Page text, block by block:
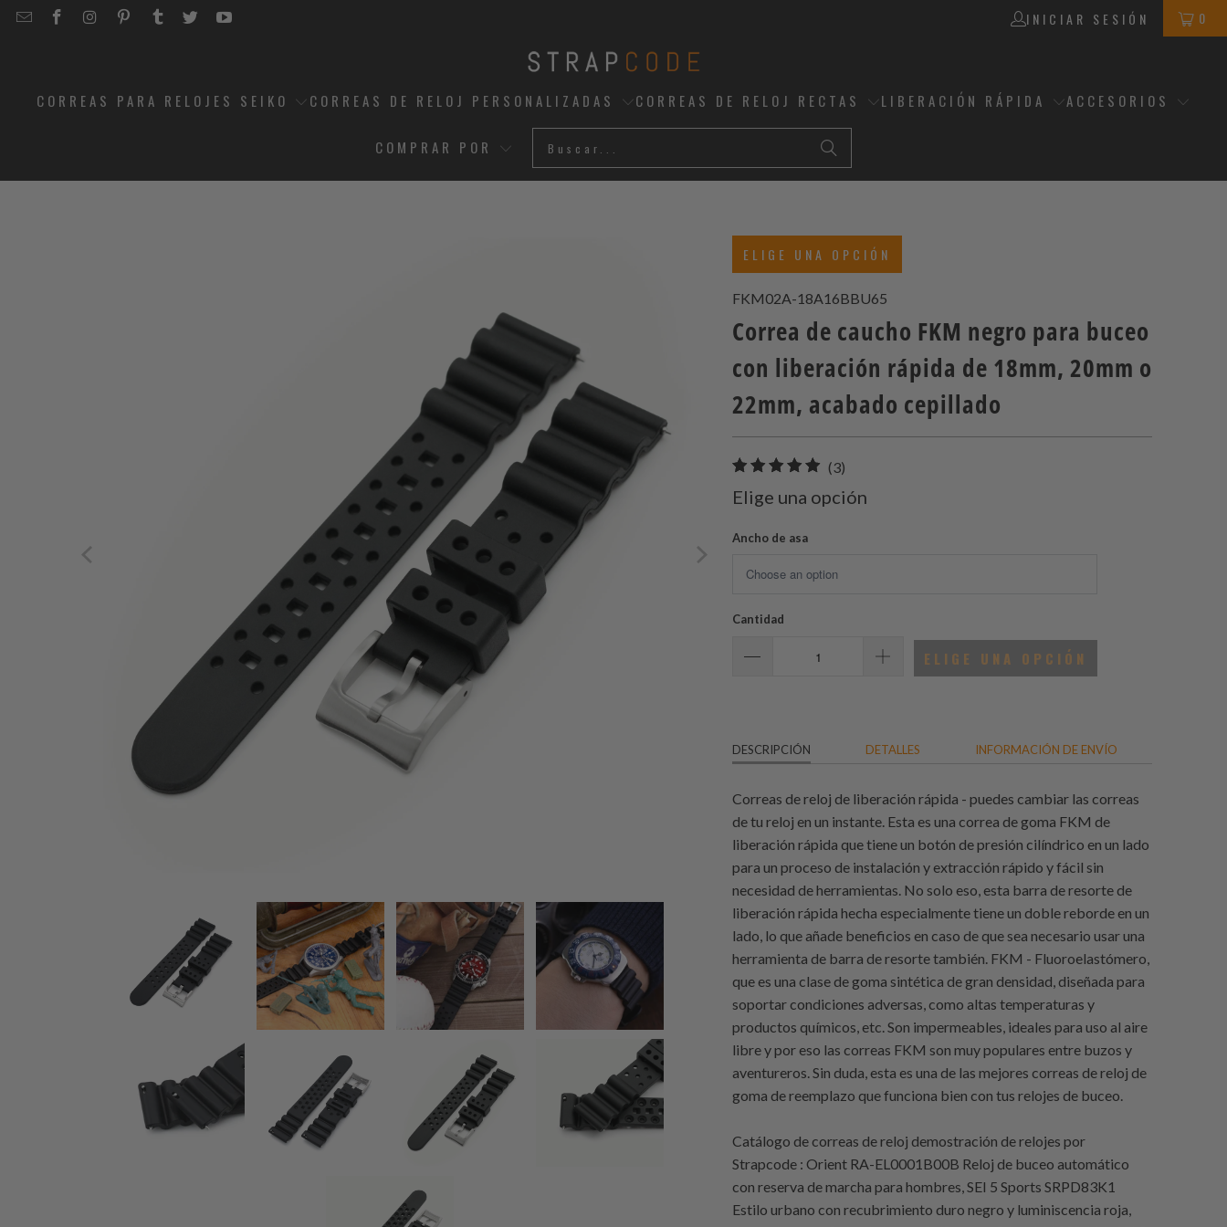
EMAILSTRAPCODE
STRAPCODE
STRAPCODE
STRAPCODE
STRAPCODE
STRAPCODE
INICIAR SESIÓN 0
CORREAS PARA RELOJES SEIKO CORREAS DE RELOJ PERSONALIZADAS CORREAS DE RELOJ RECTAS LIBERACIÓN RÁPIDA ACCESORIOS
COMPRAR POR
ELIGE UNA OPCIÓN
FKM02A-18A16BBU65
Correa de caucho FKM negro para buceo
con liberación rápida de 18mm, 20mm o
22mm, acabado cepillado
(3)
total
Elige una opción
Ancho de asa
Cantidad
ELIGE UNA OPCIÓN
DESCRIPCIÓN DETALLES INFORMACIÓN DE ENVÍO
Correas de reloj de liberación rápida - puedes cambiar las correas
de tu reloj en un instante. Esta es una correa de goma FKM de
liberación rápida que tiene un botón de presión cilíndrico en un lado
para un proceso de instalación y extracción rápido y fácil sin
necesidad de herramientas. No solo eso, esta barra de resorte de
liberación rápida hecha especialmente tiene un doble reborde en un
lado, lo que añade beneficios en caso de que sea necesario usar una
herramienta de barra de resorte también. FKM - Fluoroelastómero,
que es una clase de goma sintética de gran densidad, diseñada para
soportar condiciones adversas, como altas temperaturas y
productos químicos, etc. Son impermeables, ideales para uso al aire
libre y por eso las correas FKM son muy populares entre buzos y
aventureros. Sin duda, esta es una de las mejores correas de reloj de
goma de reemplazo que funciona bien con tus relojes de buceo.
Catálogo de correas de reloj demostración de relojes por
Strapcode : Orient RA-EL0001B00B Reloj de buceo automático
con reserva de marcha para hombres, SEI 5 Sports SRPD83K1
Estilo urbano con recubrimiento duro negro y luminiscencia roja,